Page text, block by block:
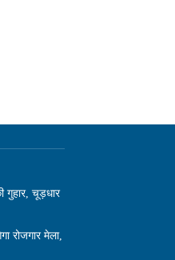
गुहार, चूड़धार
रोजगार मेला,